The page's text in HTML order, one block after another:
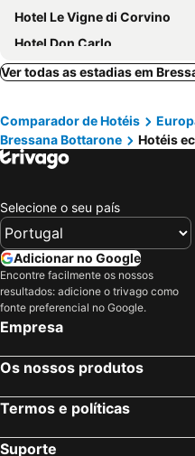
Hotel Le Vigne di Corvino
Hotel Don Carlo
Hotel Moderno
Ver todas as estadias em
Comparador de Hotéis
Bressana Bottarone
Hotéis
Selecione o seu país
Adicionar no Google
Encontre facilmente os nossos
resultados: adicione o trivago como
fonte preferencial no Google.
Empresa
Os nossos produtos
Termos e políticas
Suporte